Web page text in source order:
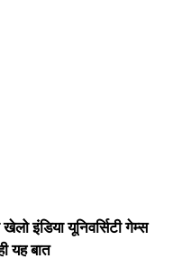
इंडिया यूनिवर्सिटी गेम्स
यह बात